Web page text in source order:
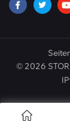
© 2026 STOR